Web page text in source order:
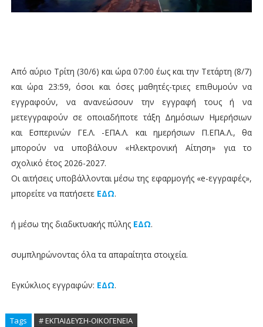
Από αύριο Τρίτη (30/6) και ώρα 07:00 έως και την Τετάρτη (8/7)
και ώρα 23:59, όσοι και όσες μαθητές-τριες επιθυμούν να
εγγραφούν, να ανανεώσουν την εγγραφή τους ή να
μετεγγραφούν σε οποιαδήποτε τάξη Δημόσιων Ημερήσιων
και Εσπερινών ΓΕ.Λ. -ΕΠΑ.Λ. και ημερήσιων Π.ΕΠΑ.Λ., θα
μπορούν να υποβάλουν «Ηλεκτρονική Αίτηση» για το
σχολικό έτος 2026-2027.
Οι αιτήσεις υποβάλλονται μέσω της εφαρμογής «e-εγγραφές»,
μπορείτε να πατήσετε ΕΔΩ.
ή μέσω της διαδικτυακής πύλης ΕΔΩ.
συμπληρώνοντας όλα τα απαραίτητα στοιχεία.
Εγκύκλιος εγγραφών: ΕΔΩ.
Tags # ΕΚΠΑΙΔΕΥΣΗ-ΟΙΚΟΓΕΝΕΙΑ